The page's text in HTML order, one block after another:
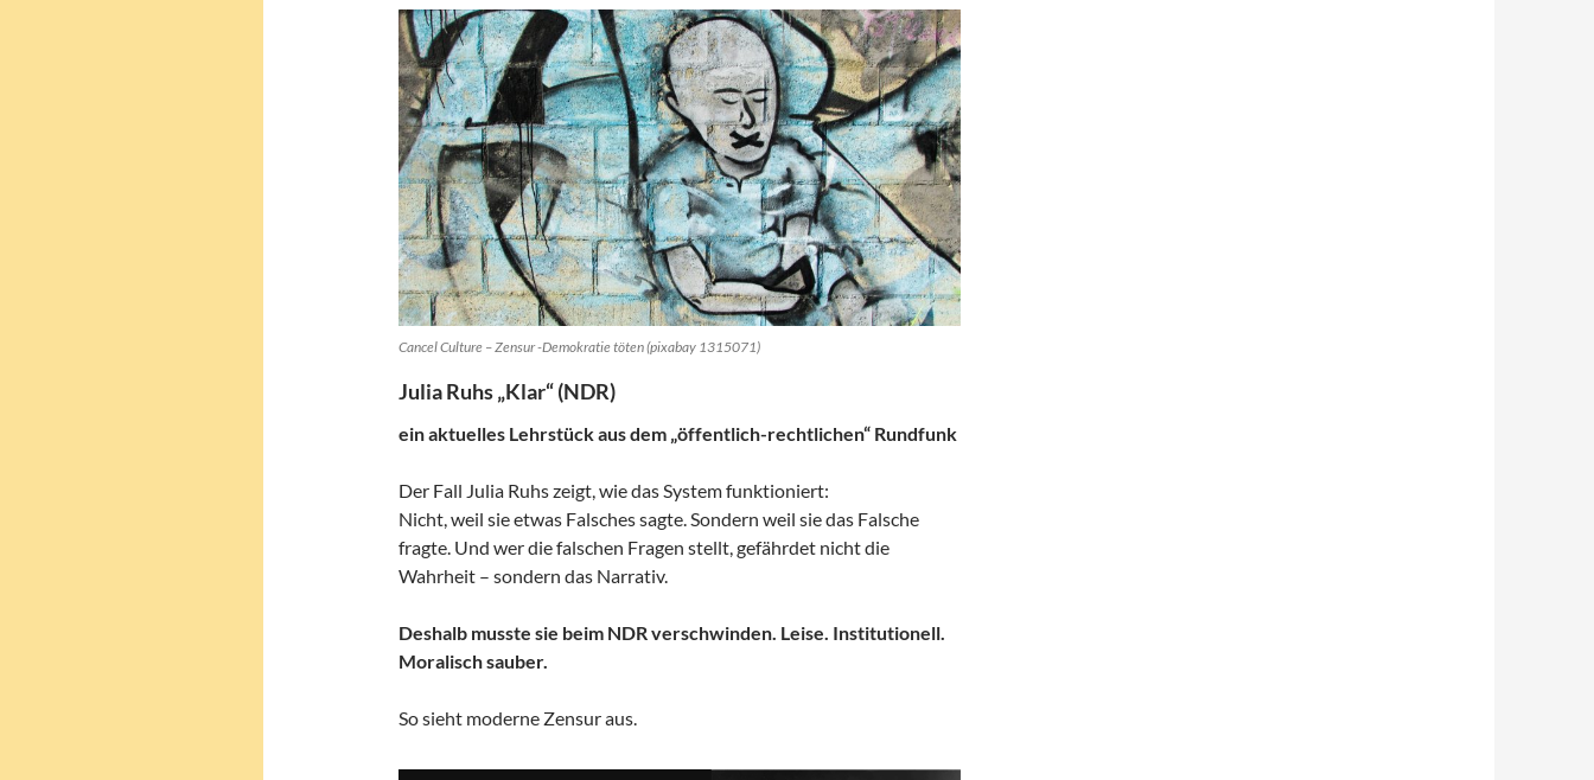
Cancel Culture – Zensur -Demokratie töten (pixabay 1315071)
Julia Ruhs „Klar“ (NDR)
ein aktuelles Lehrstück aus dem „öffentlich-rechtlichen“ Rundfunk
Der Fall Julia Ruhs zeigt, wie das System funktioniert:
Nicht, weil sie etwas Falsches sagte. Sondern weil sie das Falsche
fragte. Und wer die falschen Fragen stellt, gefährdet nicht die
Wahrheit – sondern das Narrativ.
Deshalb musste sie beim NDR verschwinden. Leise. Institutionell.
Moralisch sauber.
So sieht moderne Zensur aus.